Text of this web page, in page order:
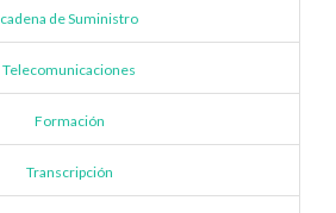
cadena de Suministro
Telecomunicaciones
Formación
Transcripción